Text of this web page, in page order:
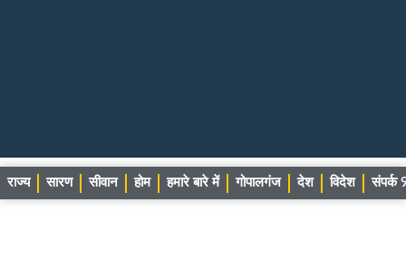
राज्य सारण सीवान होम हमारे बारे में गोपालगंज देश विदेश संपर्क